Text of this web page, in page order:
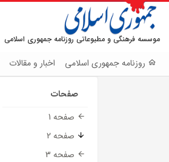
موسسه فرهنگی و مطبوعاتی روزنامه جمهوری اسلامی
روزنامه جمهوری اسلامی اخبار و مقالات
صفحات
صفحه 1
صفحه 2
صفحه 3